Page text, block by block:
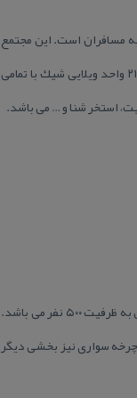
مسافران است. این مجتمع
اقامتی و تفریحی در فضایی ۱۸ هكتاری و بسیار سرسبز در كنار دریا و در مجاورت كوه واقع شده است. این مجموعه دارای بیش از ۲۱۲ واحد ویلایی شیك با تمامی
استخر شنا و … می باشد.
دارای دو سالن رستوران با ظرفیت ۸۰۰ نفر، كافی شاپ با ظرفیت ۲۵۰ نفر و رستوران تابستانی با چشم انداز دریا و جنگل به ظرفیت ۵۰۰ نفر می باشد.
فضای دوچرخه سواری نیز بخشی دیگر